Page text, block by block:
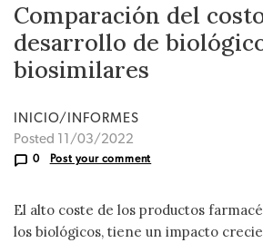
Comparación del
desarrollo de
biosimilares
INICIO/INFORMES
Posted 11/03/2022
0 Post your comment
El alto coste de los productos
los biológicos, tiene un impacto